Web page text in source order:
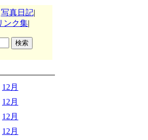
写真日記|
ンク集|
12月
12月
12月
12月